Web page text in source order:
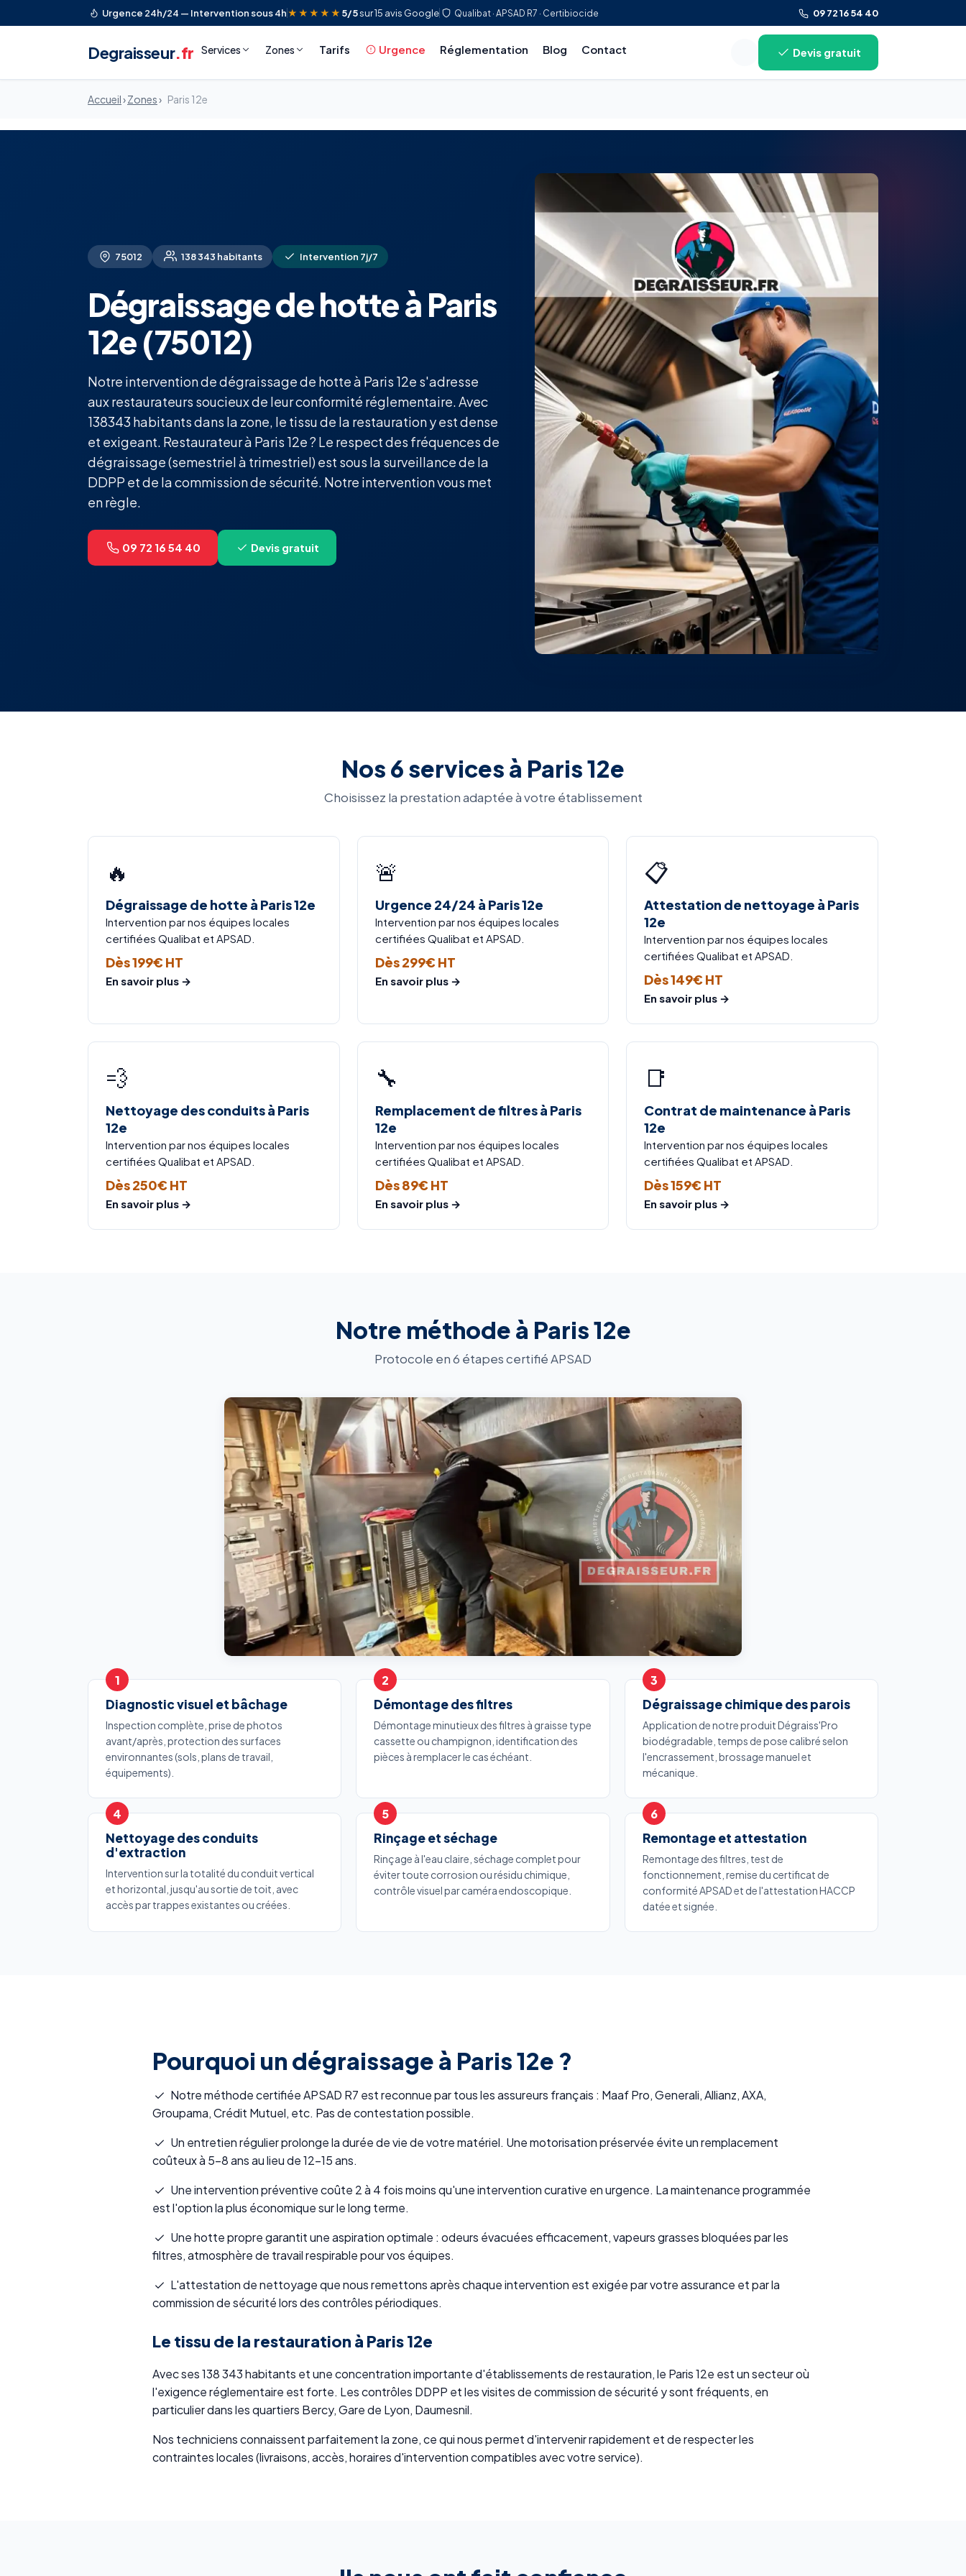
Urgence 24h/24 — Intervention sous 4h★★★★★ 5/5sur 15 avis Google Qualibat · APSAD R7 · Certibiocide 09 72 16 54 40
Degraisseur.fr Services Zones Tarifs Urgence Réglementation Blog Contact
Rechercher sur le site
Devis gratuit
Accueil›Zones› Paris 12e
75012 138 343 habitants Intervention 7j/7
Dégraissage de hotte à Paris
12e (75012)
Notre intervention de dégraissage de hotte à Paris 12e s'adresse
aux restaurateurs soucieux de leur conformité réglementaire. Avec
138343 habitants dans la zone, le tissu de la restauration y est dense
et exigeant. Restaurateur à Paris 12e ? Le respect des fréquences de
dégraissage (semestriel à trimestriel) est sous la surveillance de la
DDPP et de la commission de sécurité. Notre intervention vous met
en règle.
09 72 16 54 40 Devis gratuit
Nos 6 services à Paris 12e
Choisissez la prestation adaptée à votre établissement
🔥
Dégraissage de hotte à Paris 12e
Intervention par nos équipes locales
certifiées Qualibat et APSAD.
Dès 199€ HT
En savoir plus →
🚨
Urgence 24/24 à Paris 12e
Intervention par nos équipes locales
certifiées Qualibat et APSAD.
Dès 299€ HT
En savoir plus →
📋
Attestation de nettoyage à Paris
12e
Intervention par nos équipes locales
certifiées Qualibat et APSAD.
Dès 149€ HT
En savoir plus →
💨
Nettoyage des conduits à Paris
12e
Intervention par nos équipes locales
certifiées Qualibat et APSAD.
Dès 250€ HT
En savoir plus →
🔧
Remplacement de filtres à Paris
12e
Intervention par nos équipes locales
certifiées Qualibat et APSAD.
Dès 89€ HT
En savoir plus →
📑
Contrat de maintenance à Paris
12e
Intervention par nos équipes locales
certifiées Qualibat et APSAD.
Dès 159€ HT
En savoir plus →
Notre méthode à Paris 12e
Protocole en 6 étapes certifié APSAD
Diagnostic visuel et bâchage
Inspection complète, prise de photos
avant/après, protection des surfaces
environnantes (sols, plans de travail,
équipements).
Démontage des filtres
Démontage minutieux des filtres à graisse type
cassette ou champignon, identification des
pièces à remplacer le cas échéant.
Dégraissage chimique des parois
Application de notre produit Dégraiss'Pro
biodégradable, temps de pose calibré selon
l'encrassement, brossage manuel et
mécanique.
Nettoyage des conduits
d'extraction
Intervention sur la totalité du conduit vertical
et horizontal, jusqu'au sortie de toit, avec
accès par trappes existantes ou créées.
Rinçage et séchage
Rinçage à l'eau claire, séchage complet pour
éviter toute corrosion ou résidu chimique,
contrôle visuel par caméra endoscopique.
Remontage et attestation
Remontage des filtres, test de
fonctionnement, remise du certificat de
conformité APSAD et de l'attestation HACCP
datée et signée.
Pourquoi un dégraissage à Paris 12e ?
Notre méthode certifiée APSAD R7 est reconnue par tous les assureurs français : Maaf Pro, Generali, Allianz, AXA,
Groupama, Crédit Mutuel, etc. Pas de contestation possible.
Un entretien régulier prolonge la durée de vie de votre matériel. Une motorisation préservée évite un remplacement
coûteux à 5-8 ans au lieu de 12-15 ans.
Une intervention préventive coûte 2 à 4 fois moins qu'une intervention curative en urgence. La maintenance programmée
est l'option la plus économique sur le long terme.
Une hotte propre garantit une aspiration optimale : odeurs évacuées efficacement, vapeurs grasses bloquées par les
filtres, atmosphère de travail respirable pour vos équipes.
L'attestation de nettoyage que nous remettons après chaque intervention est exigée par votre assurance et par la
commission de sécurité lors des contrôles périodiques.
Le tissu de la restauration à Paris 12e
Avec ses 138 343 habitants et une concentration importante d'établissements de restauration, le Paris 12e est un secteur où
l'exigence réglementaire est forte. Les contrôles DDPP et les visites de commission de sécurité y sont fréquents, en
particulier dans les quartiers Bercy, Gare de Lyon, Daumesnil.
Nos techniciens connaissent parfaitement la zone, ce qui nous permet d'intervenir rapidement et de respecter les
contraintes locales (livraisons, accès, horaires d'intervention compatibles avec votre service).